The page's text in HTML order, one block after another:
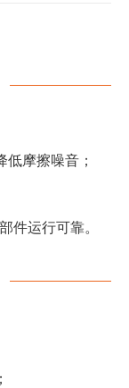
摩擦噪音；
件运行可靠。